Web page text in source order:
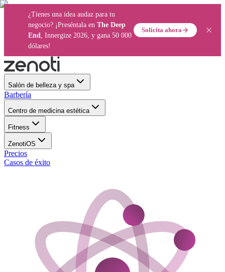
¿Tienes una idea audaz para tu
negocio? ¡Preséntala en The Deep
End, Innergize 2026, y gana 50 000
dólares!
Solicita ahora
Salón de belleza y spa
Barbería
Centro de medicina estética
Fitness
ZenotiOS
Precios
Casos de éxito